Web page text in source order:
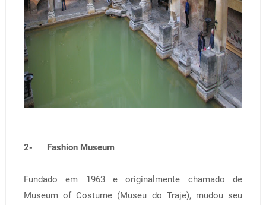
2- Fashion Museum
Fundado em 1963 e originalmente chamado de
Museum of Costume (Museu do Traje), mudou seu